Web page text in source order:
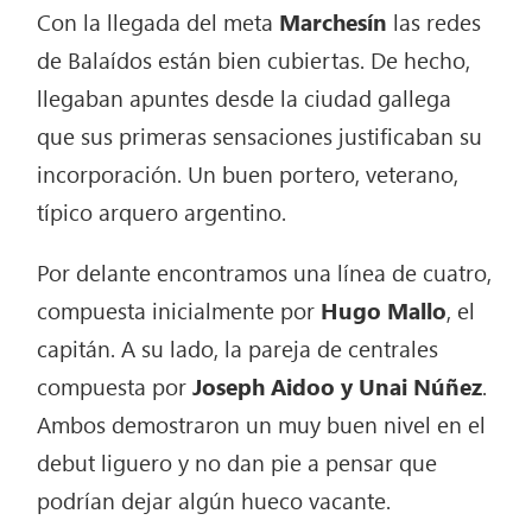
Con la llegada del meta Marchesín las redes
de Balaídos están bien cubiertas. De hecho,
llegaban apuntes desde la ciudad gallega
que sus primeras sensaciones justificaban su
incorporación. Un buen portero, veterano,
típico arquero argentino.
Por delante encontramos una línea de cuatro,
compuesta inicialmente por Hugo Mallo, el
capitán. A su lado, la pareja de centrales
compuesta porJoseph Aidoo y Unai Núñez.
Ambos demostraron un muy buen nivel en el
debut liguero y no dan pie a pensar que
podrían dejar algún hueco vacante.